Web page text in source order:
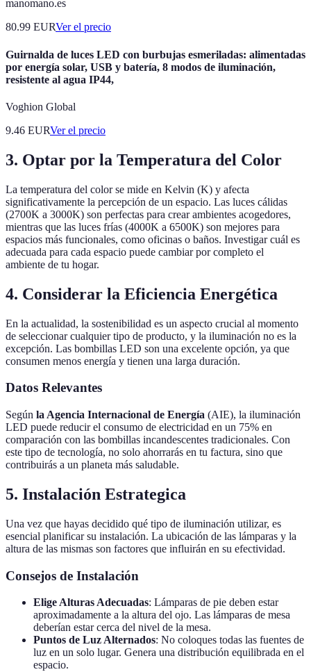
manomano.es
80.99 EURVer el precio
Guirnalda de luces LED con burbujas esmeriladas: alimentadas
por energía solar, USB y batería, 8 modos de iluminación,
resistente al agua IP44,
Voghion Global
9.46 EURVer el precio
3. Optar por la Temperatura del Color
La temperatura del color se mide en Kelvin (K) y afecta
significativamente la percepción de un espacio. Las luces cálidas
(2700K a 3000K) son perfectas para crear ambientes acogedores,
mientras que las luces frías (4000K a 6500K) son mejores para
espacios más funcionales, como oficinas o baños. Investigar cuál es
adecuada para cada espacio puede cambiar por completo el
ambiente de tu hogar.
4. Considerar la Eficiencia Energética
En la actualidad, la sostenibilidad es un aspecto crucial al momento
de seleccionar cualquier tipo de producto, y la iluminación no es la
excepción. Las bombillas LED son una excelente opción, ya que
consumen menos energía y tienen una larga duración.
Datos Relevantes
Según la Agencia Internacional de Energía (AIE), la iluminación
LED puede reducir el consumo de electricidad en un 75% en
comparación con las bombillas incandescentes tradicionales. Con
este tipo de tecnología, no solo ahorrarás en tu factura, sino que
contribuirás a un planeta más saludable.
5. Instalación Estrategica
Una vez que hayas decidido qué tipo de iluminación utilizar, es
esencial planificar su instalación. La ubicación de las lámparas y la
altura de las mismas son factores que influirán en su efectividad.
Consejos de Instalación
Elige Alturas Adecuadas: Lámparas de pie deben estar
aproximadamente a la altura del ojo. Las lámparas de mesa
deberían estar cerca del nivel de la mesa.
Puntos de Luz Alternados: No coloques todas las fuentes de
luz en un solo lugar. Genera una distribución equilibrada en el
espacio.